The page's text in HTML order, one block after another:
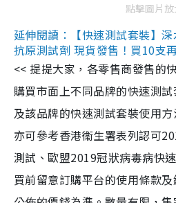
點擊圖片放
延伸閱讀：【快速測試套裝】
抗原測試劑 現貨發售！買10支
<< 提提大家，各零售商發售的
購買市面上不同品牌的快速測
及該品牌的快速測試套裝使用
亦可參考香港衞生署表列認可
測試、歐盟2019冠狀病毒病快
買前留意訂購平台的使用條款